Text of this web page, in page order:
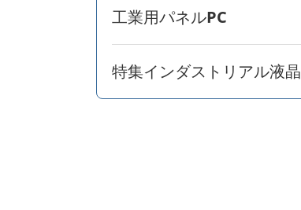
工業用パネルPC
特集インダストリアル液晶